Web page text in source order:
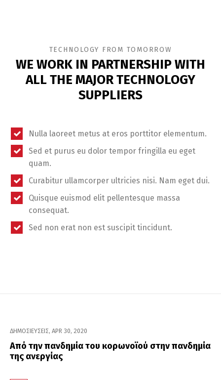
TECHNOLOGY FROM TOMORROW
WE WORK IN PARTNERSHIP WITH
ALL THE MAJOR TECHNOLOGY
SUPPLIERS
Nulla laoreet metus at eros porttitor elementum.
Sed et purus eu dolor tempor fringilla eu eget
quam.
Curabitur ullamcorper ultricies nisi. Nam eget dui.
Quisque euismod elit pellentesque massa
consequat.
Sed non erat non est suscipit tincidunt.
ΔΗΜΟΣΙΕΥΣΕΙΣ, APR 30, 2020
Από την πανδημία του κορωνοϊού στην πανδημία
της ανεργίας